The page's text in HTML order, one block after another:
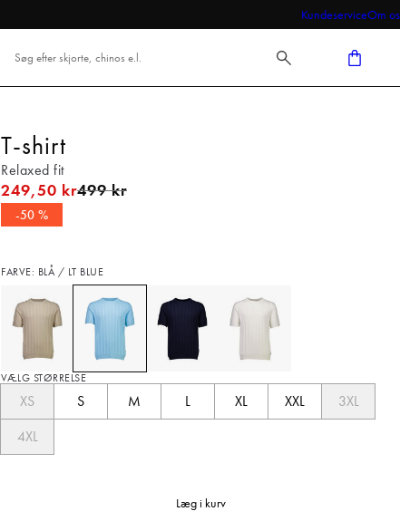
KundeserviceOm os
T-shirt
Relaxed fit
249,50 krI alt (uden rabat)
499 kr
-50 %
FARVE: BLÅ / LT BLUE
VÆLG STØRRELSE
XS S M L XL XXL
3XL
4XL
Læg i kurv